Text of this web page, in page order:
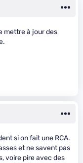
mettre à jour des
si on fait une RCA.
et ne savent pas
voire pire avec des